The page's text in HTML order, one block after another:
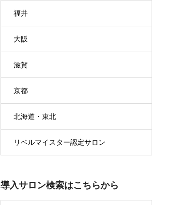
福井
大阪
滋賀
京都
北海道・東北
リベルマイスター認定サロン
導入サロン検索はこちらから